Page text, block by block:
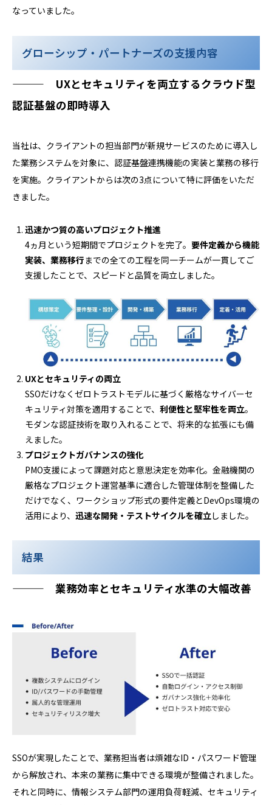
なっていました。
グローシップ・パートナーズの支援内容
——— UXとセキュリティを両立するクラウド型
認証基盤の即時導入
当社は、クライアントの担当部門が新規サービスのために導入し
た業務システムを対象に、認証基盤連携機能の実装と業務の移行
を実施。クライアントからは次の3点について特に評価をいただ
きました。
迅速かつ質の高いプロジェクト推進
4ヵ月という短期間でプロジェクトを完了。 要件定義から機能
実装、業務移行までの全ての工程を同一チームが一貫してご
支援したことで、スピードと品質を両立しました。
UXとセキュリティの両立
SSOだけなくゼロトラストモデルに基づく厳格なサイバーセ
キュリティ対策を適用することで、 利便性と堅牢性を両立。
モダンな認証技術を取り入れることで、将来的な拡張にも備
えました。
プロジェクトガバナンスの強化
PMO支援によって課題対応と意思決定を効率化。金融機関の
厳格なプロジェクト運営基準に適合した管理体制を整備した
だけでなく、ワークショップ形式の要件定義とDevOps環境の
活用により、 迅速な開発・テストサイクルを確立 しました。
結果
——— 業務効率とセキュリティ水準の大幅改善
SSOが実現したことで、業務担当者は煩雑なID・パスワード管理
から解放され、本来の業務に集中できる環境が整備されました。
それと同時に、情報システム部門の運用負荷軽減、セキュリティ